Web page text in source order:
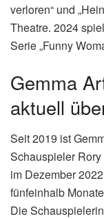
verloren“ und
Theatre. 2024
Serie „Funny
Gemma
aktuell
Seit 2019 ist
Schauspieler
im Dezember
fünfeinhalb
Die